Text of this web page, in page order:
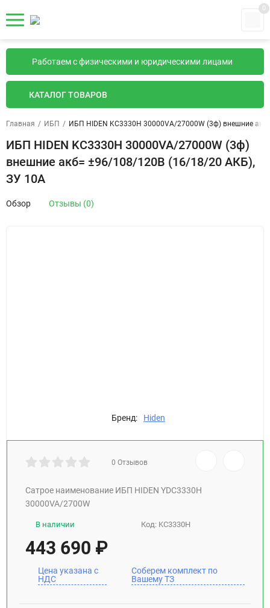
0
Работаем с физическими и юридическими лицами
КАТАЛОГ ТОВАРОВ
Главная / ИБП / ИБП HIDEN KC3330H 30000VA/27000W (3ф) внешние
ИБП HIDEN KC3330H 30000VA/27000W (3ф)
внешние акб= ±96/108/120В (16/18/20 АКБ),
ЗУ 10А
Обзор Отзывы (0)
Бренд: Hiden
0 Отзывов
Сатрое наименование ИБП HIDEN YDC3330H
30000VA/2700W
Код: KC3330H
В наличии
443 690 ₽
Цена указана с
НДС
Соберем комплект по
Вашему ТЗ